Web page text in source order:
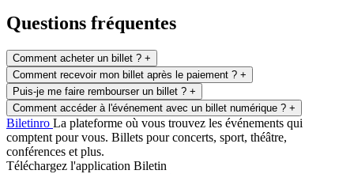
Questions fréquentes
Comment acheter un billet ? +
Comment recevoir mon billet après le paiement ? +
Puis-je me faire rembourser un billet ? +
Comment accéder à l'événement avec un billet numérique ? +
Biletinro La plateforme où vous trouvez les événements qui
comptent pour vous. Billets pour concerts, sport, théâtre,
conférences et plus.
Téléchargez l'application Biletin